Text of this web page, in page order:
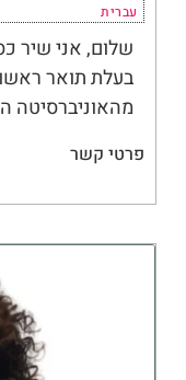
עברית
שלום, אני שיר
בעלת תואר
מהאוניברסיטה
פרטי קשר